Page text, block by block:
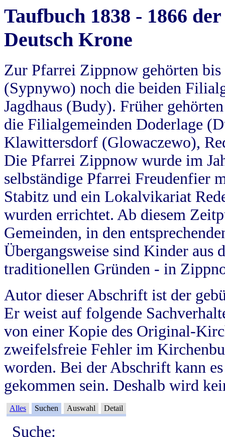
Taufbuch 1838 - 1866
Deutsch Krone
Zur Pfarrei Zippnow gehörten
(Sypnywo) noch die beiden
Jagdhaus (Budy). Früher
die Filialgemeinden Doderlage
Klawittersdorf (Glowaczewo),
Die Pfarrei Zippnow wurde im
selbständige Pfarrei Freudenfier
Stabitz und ein Lokalvikariat
wurden errichtet. Ab diesem
Gemeinden, in den
Übergangsweise sind Kinder aus
traditionellen Gründen - in
Autor dieser Abschrift ist der
Er weist auf folgende
von einer Kopie des Original-
zweifelsfreie Fehler im
worden. Bei der Abschrift kann
gekommen sein. Deshalb wird
Alles Suchen Auswahl Detail
Suche: